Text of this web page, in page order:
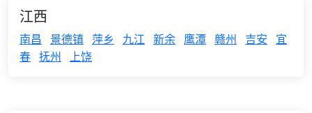
江西
南昌 景德镇 萍乡 九江 新余 鹰潭 赣州 吉安
宜
春 抚州 上饶